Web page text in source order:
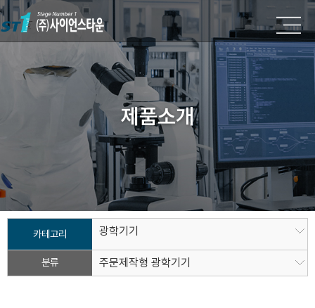
제품소개
카테고리 광학기기
분류 주문제작형 광학기기